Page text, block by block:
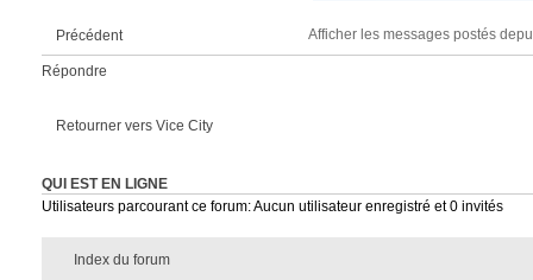
Précédent Afficher les messages postés
Répondre
Retourner vers Vice City
QUI EST EN LIGNE
Utilisateurs parcourant ce forum: Aucun utilisateur enregistré et 0 invités
Index du forum